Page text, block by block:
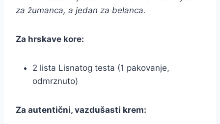
za žumanca, a jedan za belanca.
Za hrskave kore:
2 lista Lisnatog testa (1 pakovanje,
odmrznuto)
Za autentični, vazdušasti krem: